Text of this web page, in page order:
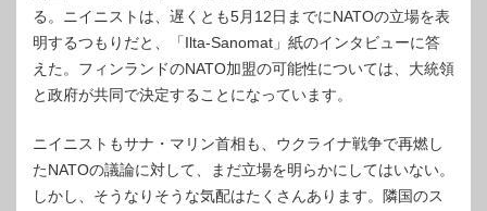
る。ニイニストは、遅くとも5月12日までにNATOの立場を表
明するつもりだと、「Ilta-Sanomat」紙のインタビューに答
えた。フィンランドのNATO加盟の可能性については、大統領
と政府が共同で決定することになっています。
ニイニストもサナ・マリン首相も、ウクライナ戦争で再燃し
たNATOの議論に対して、まだ立場を明らかにしてはいない。
しかし、そうなりそうな気配はたくさんあります。隣国のス